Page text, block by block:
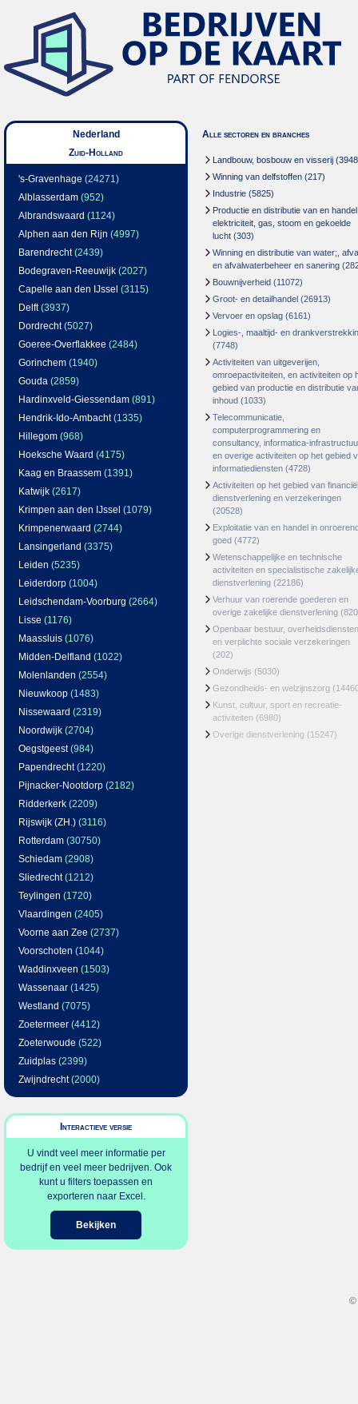
Nederland
Zuid-Holland
's-Gravenhage (24271)
Alblasserdam (952)
Albrandswaard (1124)
Alphen aan den Rijn (4997)
Barendrecht(2439)
Bodegraven-Reeuwijk (2027)
Capelle aan den IJssel (3115)
Delft(3937)
Dordrecht(5027)
Goeree-Overflakkee (2484)
Gorinchem (1940)
Gouda (2859)
Hardinxveld-Giessendam (891)
Hendrik-Ido-Ambacht(1335)
Hillegom (968)
Hoeksche Waard (4175)
Kaag en Braassem (1391)
Katwijk (2617)
Krimpen aan den IJssel (1079)
Krimpenerwaard (2744)
Lansingerland (3375)
Leiden (5235)
Leiderdorp (1004)
Leidschendam-Voorburg (2664)
Lisse (1176)
Maassluis (1076)
Midden-Delfland (1022)
Molenlanden (2554)
Nieuwkoop (1483)
Nissewaard (2319)
Noordwijk (2704)
Oegstgeest(984)
Papendrecht(1220)
Pijnacker-Nootdorp (2182)
Ridderkerk (2209)
Rijswijk (ZH.) (3116)
Rotterdam (30750)
Schiedam (2908)
Sliedrecht(1212)
Teylingen (1720)
Vlaardingen (2405)
Voorne aan Zee (2737)
Voorschoten (1044)
Waddinxveen (1503)
Wassenaar (1425)
Westland (7075)
Zoetermeer (4412)
Zoeterwoude (522)
Zuidplas (2399)
Zwijndrecht(2000)
Interactieve versie
U vindt veel meer informatie per
bedrijf en veel meer bedrijven. Ook
kunt u filters toepassen en
exporteren naar Excel.
Bekijken
Alle sectoren en branches
Landbouw, bosbouw en visserij
Winning van delfstoffen (217)
Industrie (5825)
Productie en distributie van en
elektriciteit, gas, stoom en gekoelde
lucht (303)
Winning en distributie van water;,
en afvalwaterbeheer en sanering
Bouwnijverheid (11072)
Groot- en detailhandel (26913)
Vervoer en opslag (6161)
Logies-, maaltijd- en
(7748)
Activiteiten van uitgeverijen,
omroepactiviteiten, en activiteiten op
gebied van productie en distributie
inhoud (1033)
Telecommunicatie,
computerprogrammering en
consultancy, informatica-
en overige activiteiten op het gebied
informatiediensten (4728)
Activiteiten op het gebied van
dienstverlening en verzekeringen
(20528)
Exploitatie van en handel in
goed (4772)
Wetenschappelijke en technische
activiteiten en specialistische
dienstverlening (22186)
Verhuur van roerende goederen en
overige zakelijke dienstverlening
Openbaar bestuur, overheidsdiensten
en verplichte sociale verzekeringen
(202)
Onderwijs (5030)
Gezondheids- en welzijnszorg
Kunst, cultuur, sport en recreatie-
activiteiten (6980)
Overige dienstverlening (15247)
©